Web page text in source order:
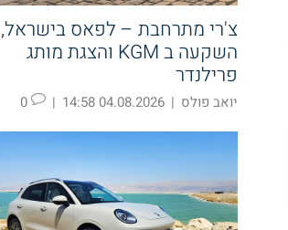
צ'רי מתרחבת – לפאס בישראל,
השקעה ב KGM והצגת מותג
פרילנדר
יואב פולס |
04.08.2026 14:58
|
0